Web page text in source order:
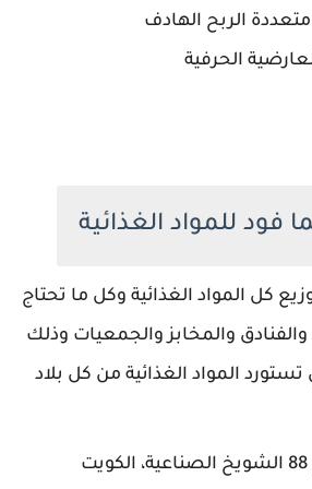
الربح الهادف
الحرفية
كل المواد الغذائية وكل ما تحتاج
والفنادق والمخابز والجمعيات وذلك
المواد الغذائية من كل بلاد